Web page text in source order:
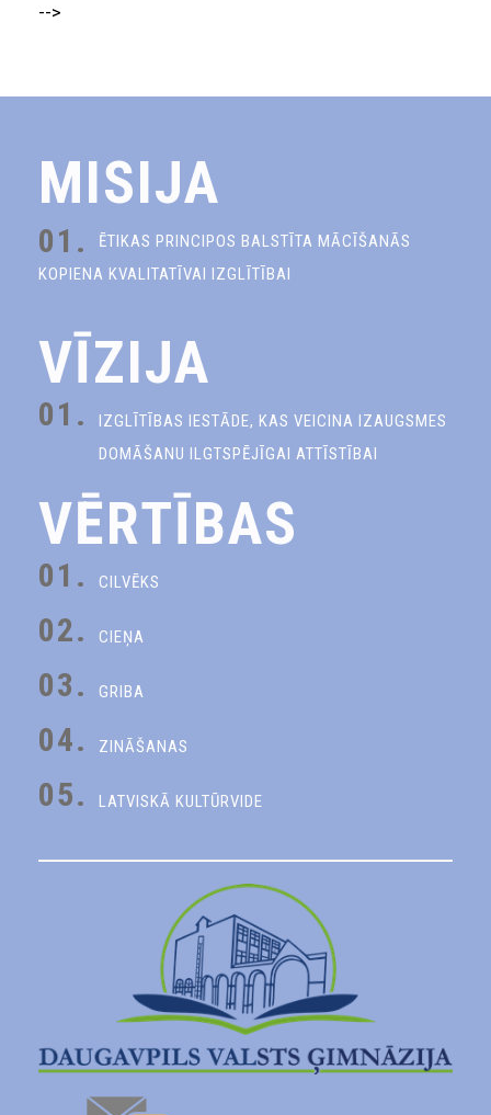
-->
MISIJA
01.
ĒTIKAS PRINCIPOS BALSTĪTA MĀCĪŠANĀS
KOPIENA KVALITATĪVAI IZGLĪTĪBAI
VĪZIJA
01.
IZGLĪTĪBAS IESTĀDE, KAS VEICINA IZAUGSMES
DOMĀŠANU ILGTSPĒJĪGAI ATTĪSTĪBAI
VĒRTĪBAS
01. CILVĒKS
02. CIEŅA
03. GRIBA
04. ZINĀŠANAS
05. LATVISKĀ KULTŪRVIDE